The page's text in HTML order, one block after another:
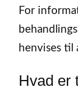
For
henvises til
Hvad er